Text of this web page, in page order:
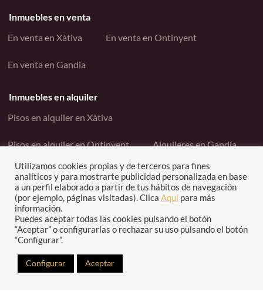
Inmuebles en venta
En venta en Xàtiva
En venta en Ontinyent
En venta en Gandia
Inmuebles en alquiler
Pisos en alquiler en Xàtiva
Pisos en alquiler en Ontinyent Alquileres en Gandía
Enlaces interés
Contacto
Política de cookies
Política de privacidad
Copyright © Grupo Gesinco -2023. Todos los derechos
Utilizamos cookies propias y de terceros para fines
analíticos y para mostrarte publicidad personalizada en base
a un perfil elaborado a partir de tus hábitos de navegación
(por ejemplo, páginas visitadas). Clica Aquí para más
información.
Puedes aceptar todas las cookies pulsando el botón
“Aceptar” o configurarlas o rechazar su uso pulsando el botón
“Configurar”.
Configurar Aceptar